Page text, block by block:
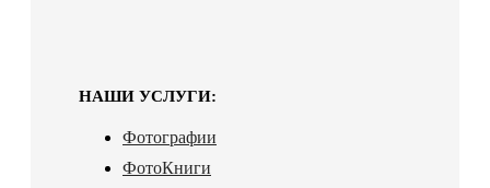
НАШИ УСЛУГИ:
Фотографии
ФотоКниги